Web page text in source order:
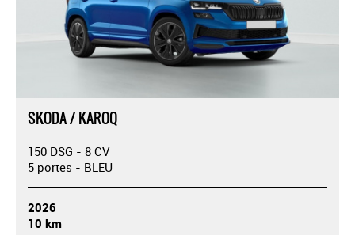
SKODA / KAROQ
150 DSG - 8 CV
5 portes - BLEU
2026
10 km